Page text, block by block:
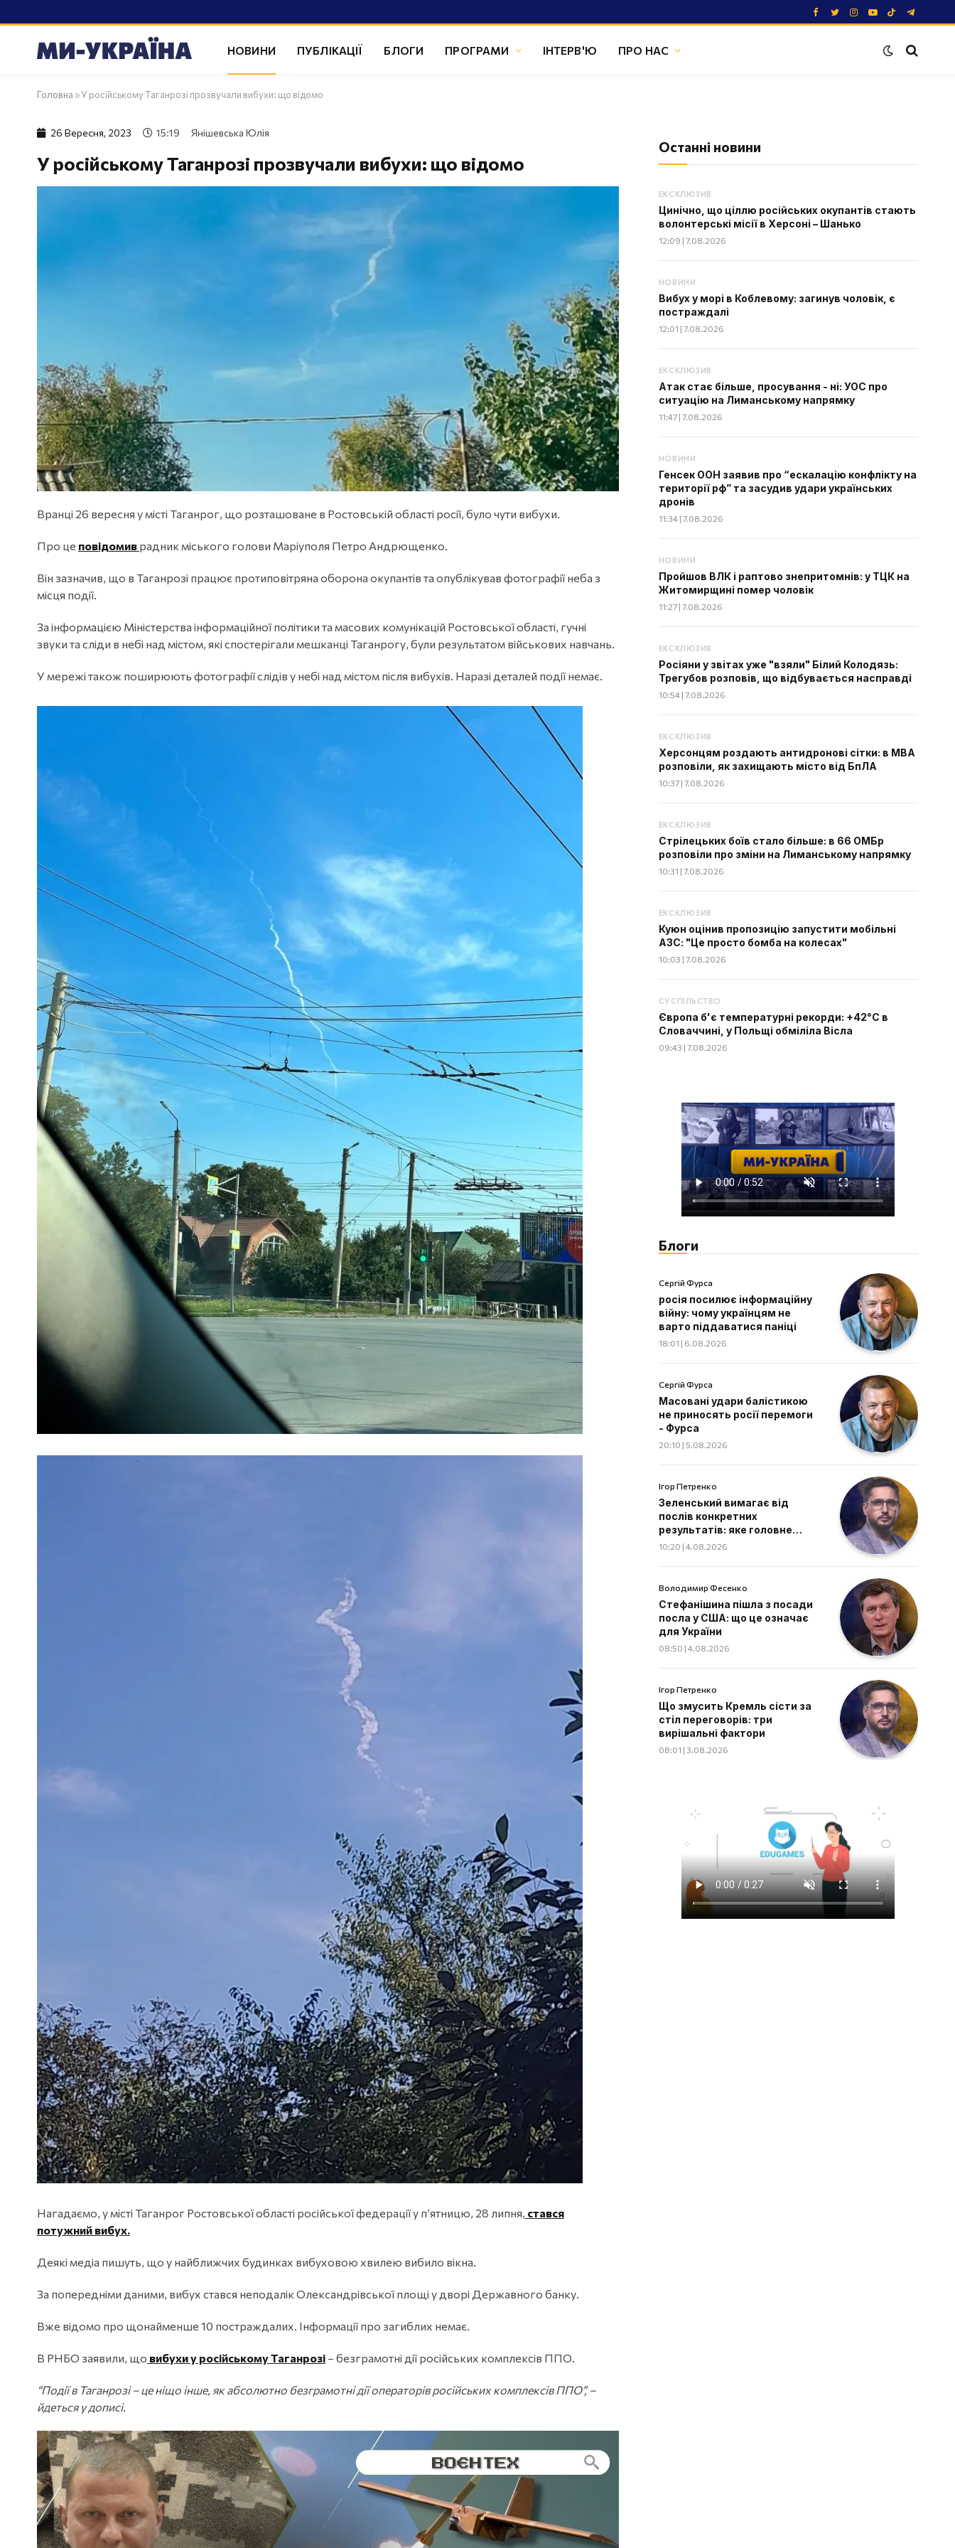
Facebook
TwitterInstagram
YouTube
TikTokTelegram
НОВИНИ ПУБЛІКАЦІЇ БЛОГИ ПРОГРАМИ ІНТЕРВ'Ю ПРО НАС
Головна »У російському Таганрозі прозвучали вибухи: що відомо
26 Вересня, 2023 15:19 Янішевська Юлія
У російському Таганрозі прозвучали вибухи: що відомо
Вранці 26 вересня у місті Таганрог, що розташоване в Ростовській області росії, було чути вибухи.
Про це повідомив радник міського голови Маріуполя Петро Андрющенко.
Він зазначив, що в Таганрозі працює протиповітряна оборона окупантів та опублікував фотографії неба з
місця події.
За інформацією Міністерства інформаційної політики та масових комунікацій Ростовської області, гучні
звуки та сліди в небі над містом, які спостерігали мешканці Таганрогу, були результатом військових навчань.
У мережі також поширюють фотографії слідів у небі над містом після вибухів. Наразі деталей події немає.
Нагадаємо, у місті Таганрог Ростовської області російської федерації у п’ятницю, 28 липня, стався
потужний вибух.
Деякі медіа пишуть, що у найближчих будинках вибуховою хвилею вибило вікна.
За попередніми даними, вибух стався неподалік Олександрівської площі у дворі Державного банку.
Вже відомо про щонайменше 10 постраждалих. Інформації про загиблих немає.
В РНБО заявили, що вибухи у російському Таганрозі – безграмотні дії російських комплексів ППО.
“Події в Таганрозі – це ніщо інше, як абсолютно безграмотні дії операторів російських комплексів ППО”, –
йдеться у дописі.
Останні новини
ЕКСКЛЮЗИВ
Цинічно, що ціллю російських окупантів стають
волонтерські місії в Херсоні – Шанько
12:09 | 7.08.2026
НОВИНИ
Вибух у морі в Коблевому: загинув чоловік, є
постраждалі
12:01 | 7.08.2026
ЕКСКЛЮЗИВ
Атак стає більше, просування - ні: УОС про
ситуацію на Лиманському напрямку
11:47 | 7.08.2026
НОВИНИ
Генсек ООН заявив про “ескалацію конфлікту на
території рф” та засудив удари українських
дронів
11:34 | 7.08.2026
НОВИНИ
Пройшов ВЛК і раптово знепритомнів: у ТЦК на
Житомирщині помер чоловік
11:27 | 7.08.2026
ЕКСКЛЮЗИВ
Росіяни у звітах уже "взяли" Білий Колодязь:
Трегубов розповів, що відбувається насправді
10:54 | 7.08.2026
ЕКСКЛЮЗИВ
Херсонцям роздають антидронові сітки: в МВА
розповіли, як захищають місто від БпЛА
10:37 | 7.08.2026
ЕКСКЛЮЗИВ
Стрілецьких боїв стало більше: в 66 ОМБр
розповіли про зміни на Лиманському напрямку
10:31 | 7.08.2026
ЕКСКЛЮЗИВ
Куюн оцінив пропозицію запустити мобільні
АЗС: "Це просто бомба на колесах"
10:03 | 7.08.2026
СУСПІЛЬСТВО
Європа б'є температурні рекорди: +42°C в
Словаччині, у Польщі обміліла Вісла
09:43 | 7.08.2026
Блоги
Сергій Фурса
росія посилює інформаційну
війну: чому українцям не
варто піддаватися паніці
18:01 | 6.08.2026
Сергій Фурса
Масовані удари балістикою
не приносять росії перемоги
- Фурса
20:10 | 5.08.2026
Ігор Петренко
Зеленський вимагає від
послів конкретних
результатів: яке головне
завдання дипломатів
10:20 | 4.08.2026
Володимир Фесенко
Стефанішина пішла з посади
посла у США: що це означає
для України
08:50 | 4.08.2026
Ігор Петренко
Що змусить Кремль сісти за
стіл переговорів: три
вирішальні фактори
08:01 | 3.08.2026